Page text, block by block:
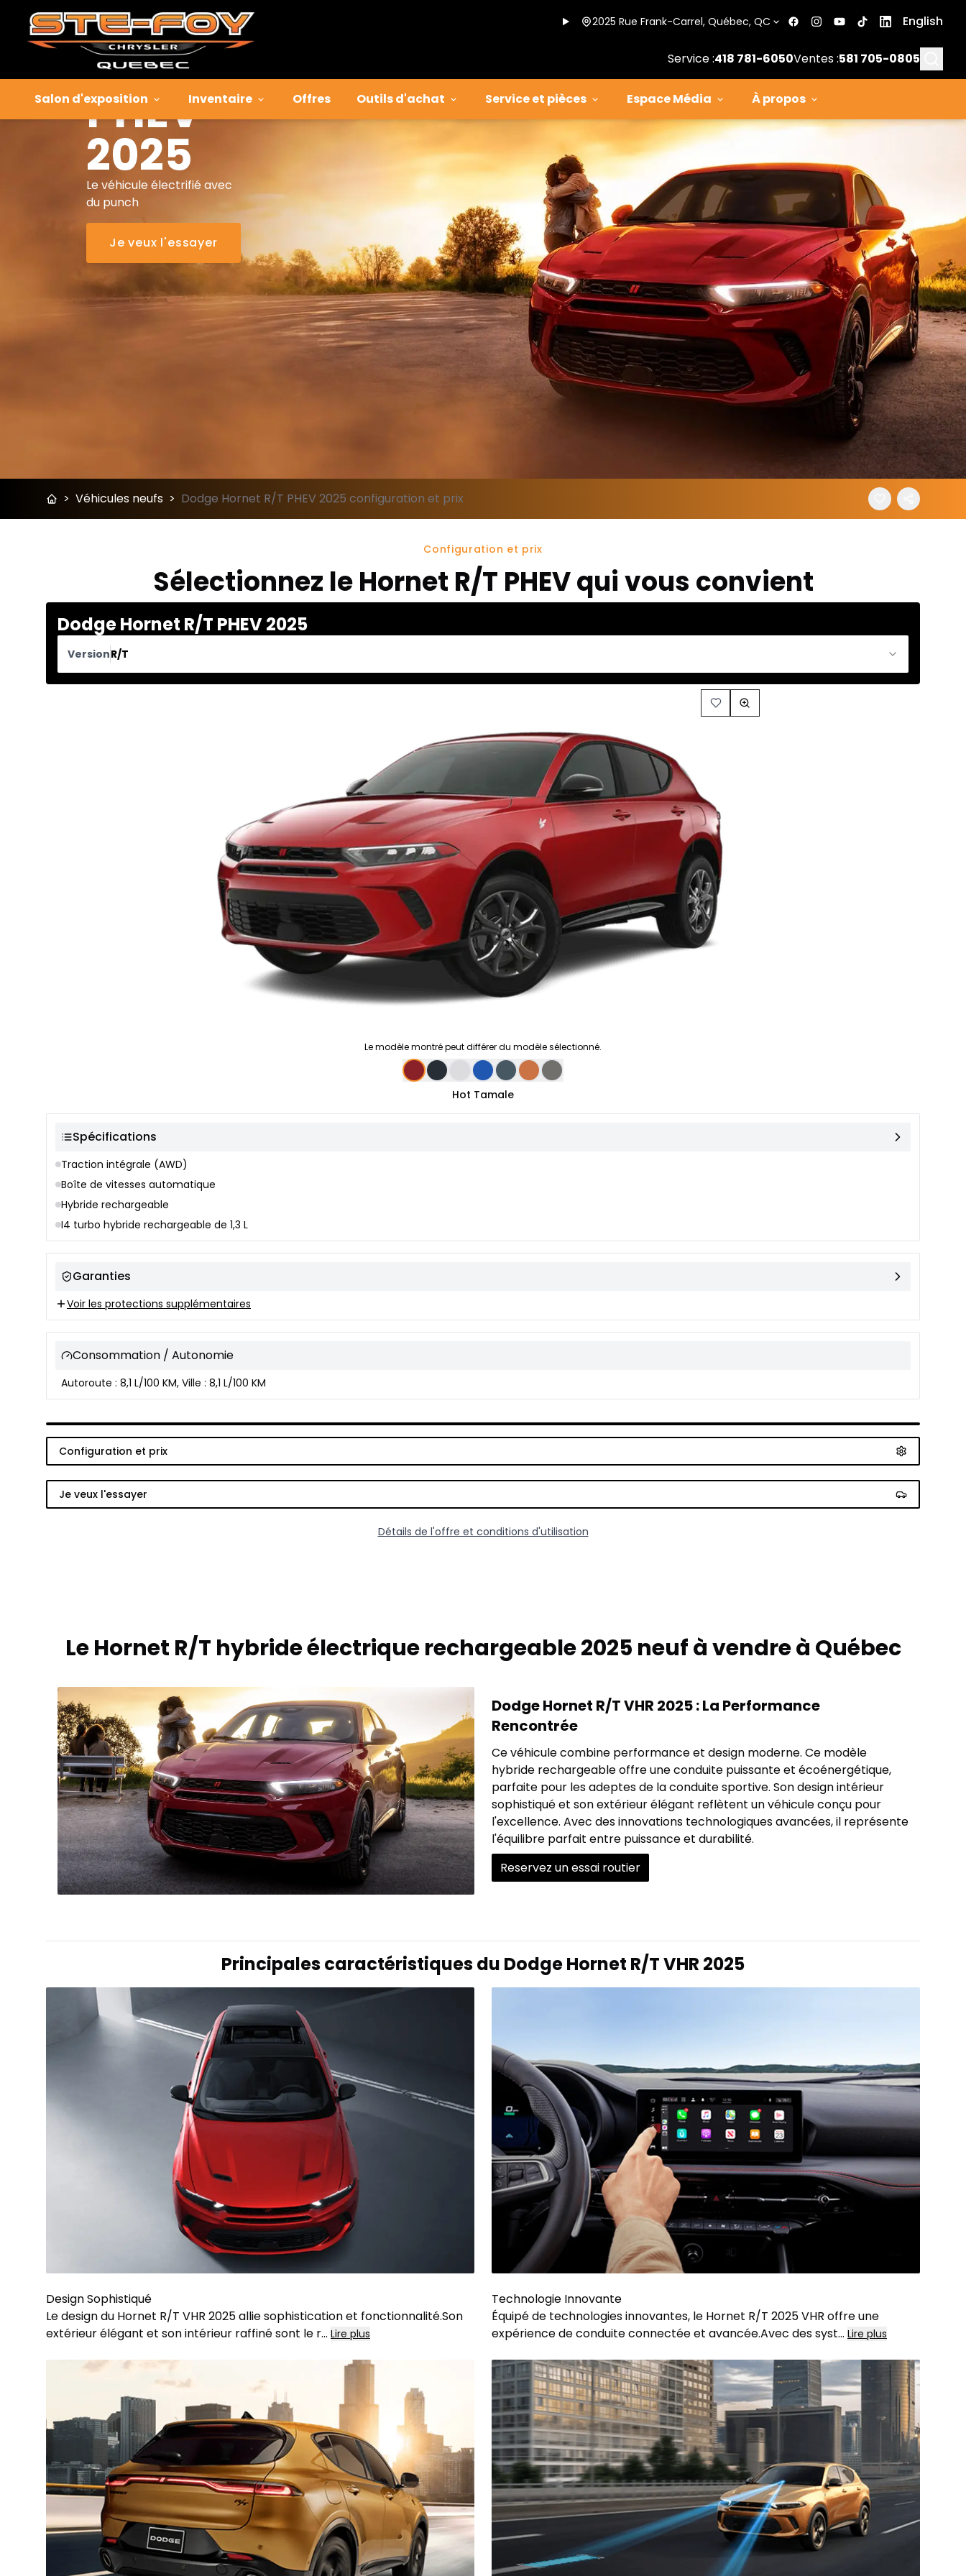
2025 Rue Frank-Carrel, Québec, QC English
Service :418 781-6050Ventes :581 705-0805
Salon d'exposition Inventaire Offres Outils d'achat Service et pièces Espace Média À propos
Hornet
R/T
PHEV
2025
Le véhicule électrifié avec
du punch
Je veux l'essayer
> Véhicules neufs > Dodge Hornet R/T PHEV 2025 configuration et prix
Configuration et prix
Sélectionnez le Hornet R/T PHEV qui vous convient
Dodge Hornet R/T PHEV 2025
VersionR/T
Le modèle montré peut différer du modèle sélectionné.
Hot Tamale
Spécifications
Traction intégrale (AWD)
Boîte de vitesses automatique
Hybride rechargeable
I4 turbo hybride rechargeable de 1,3 L
Garanties
Voir les protections supplémentaires
Consommation / Autonomie
Autoroute : 8,1 L/100 KM, Ville : 8,1 L/100 KM
Configuration et prix
Je veux l'essayer
Détails de l'offre et conditions d'utilisation
Le Hornet R/T hybride électrique rechargeable 2025 neuf à vendre à Québec
Dodge Hornet R/T VHR 2025 : La Performance
Rencontrée
Ce véhicule combine performance et design moderne. Ce modèle
hybride rechargeable offre une conduite puissante et écoénergétique,
parfaite pour les adeptes de la conduite sportive. Son design intérieur
sophistiqué et son extérieur élégant reflètent un véhicule conçu pour
l'excellence. Avec des innovations technologiques avancées, il représente
l'équilibre parfait entre puissance et durabilité.
Reservez un essai routier
Principales caractéristiques du Dodge Hornet R/T VHR 2025
Design Sophistiqué
Le design du Hornet R/T VHR 2025 allie sophistication et fonctionnalité.Son
extérieur élégant et son intérieur raffiné sont le r... Lire plus
Technologie Innovante
Équipé de technologies innovantes, le Hornet R/T 2025 VHR offre une
expérience de conduite connectée et avancée.Avec des syst... Lire plus